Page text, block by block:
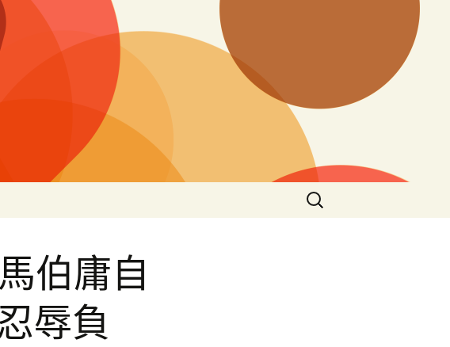
搜
尋
伯庸自
辱負